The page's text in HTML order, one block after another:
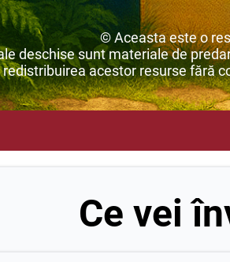
© Aceasta este o
deschise sunt materiale de
redistribuirea acestor resurse fără
Ce vei